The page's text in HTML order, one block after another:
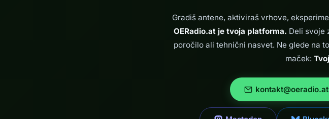
Gradiš antene, aktiviraš vrhove,
OERadio.at je tvoja platforma. Deli svoje
poročilo ali tehnični nasvet. Ne glede na
maček:
kontakt@oeradio.at